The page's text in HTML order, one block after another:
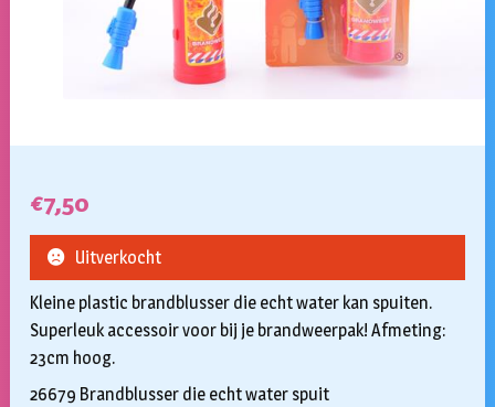
€7,50
Kleine plastic brandblusser die echt water kan spuiten.
Superleuk accessoir voor bij je brandweerpak! Afmeting:
23cm hoog.
26679 Brandblusser die echt water spuit
Uitverkocht